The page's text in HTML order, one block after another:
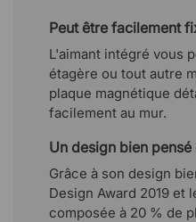
Peut être facilement
L'aimant intégré vous
étagère ou tout autre
plaque magnétique
facilement au mur.
Un design bien
Grâce à son design
Design Award 2019 et
composée à 20 % de